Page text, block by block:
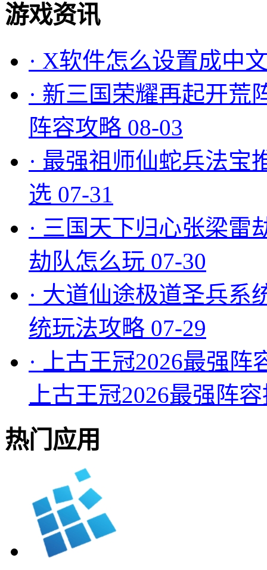
游戏资讯
· X软件怎么设置成中
· 新三国荣耀再起开荒
阵容攻略 08-03
· 最强祖师仙蛇兵法宝
选 07-31
· 三国天下归心张梁雷
劫队怎么玩 07-30
· 大道仙途极道圣兵系
统玩法攻略 07-29
·
上古王冠2026最强
上古王冠2026最强阵
热门应用